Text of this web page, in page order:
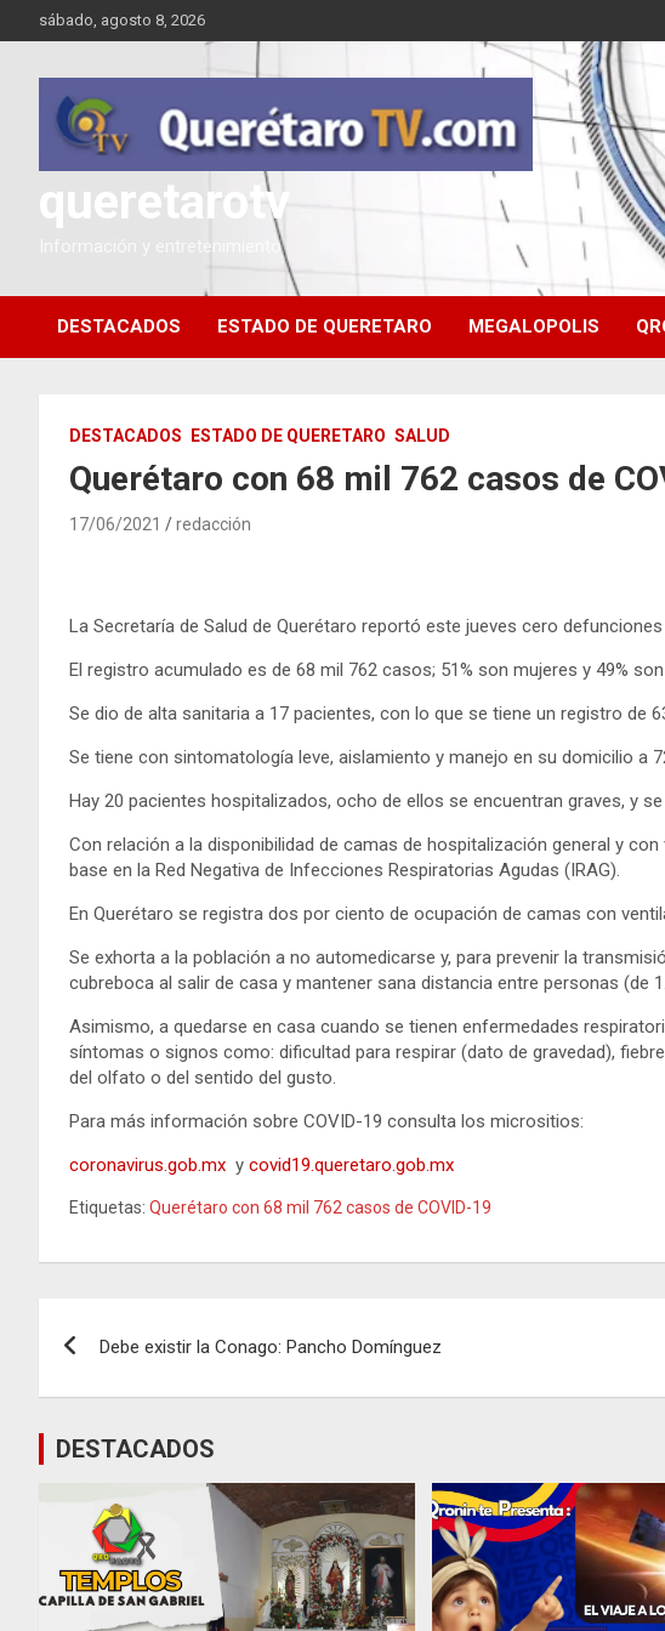
al
sábado, agosto 8, 2026
queretarotv
Información y entretenimiento
DESTACADOS ESTADO DE QUERETARO MEGALOPOLIS
DESTACADOS ESTADO DE QUERETARO SALUD
Querétaro con 68 mil 762 casos de
17/06/2021 redacción
La Secretaría de Salud de Querétaro reportó este jueves cero
El registro acumulado es de 68 mil 762 casos; 51% son mujeres y 49%
Se dio de alta sanitaria a 17 pacientes, con lo que se tiene un registro de
Se tiene con sintomatología leve, aislamiento y manejo en su domicilio a
Hay 20 pacientes hospitalizados, ocho de ellos se encuentran graves, y
Con relación a la disponibilidad de camas de hospitalización general y
base en la Red Negativa de Infecciones Respiratorias Agudas (IRAG).
En Querétaro se registra dos por ciento de ocupación de camas con
Se exhorta a la población a no automedicarse y, para prevenir la
cubreboca al salir de casa y mantener sana distancia entre personas (de
Asimismo, a quedarse en casa cuando se tienen enfermedades
síntomas o signos como: dificultad para respirar (dato de gravedad),
del olfato o del sentido del gusto.
Para más información sobre COVID-19 consulta los micrositios:
coronavirus.gob.mx y covid19.queretaro.gob.mx
Etiquetas: Querétaro con 68 mil 762 casos de COVID-19
entradas
Debe existir la Conago: Pancho Domínguez
DESTACADOS